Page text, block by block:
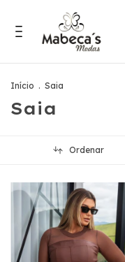
Início . Saia
Saia
Ordenar